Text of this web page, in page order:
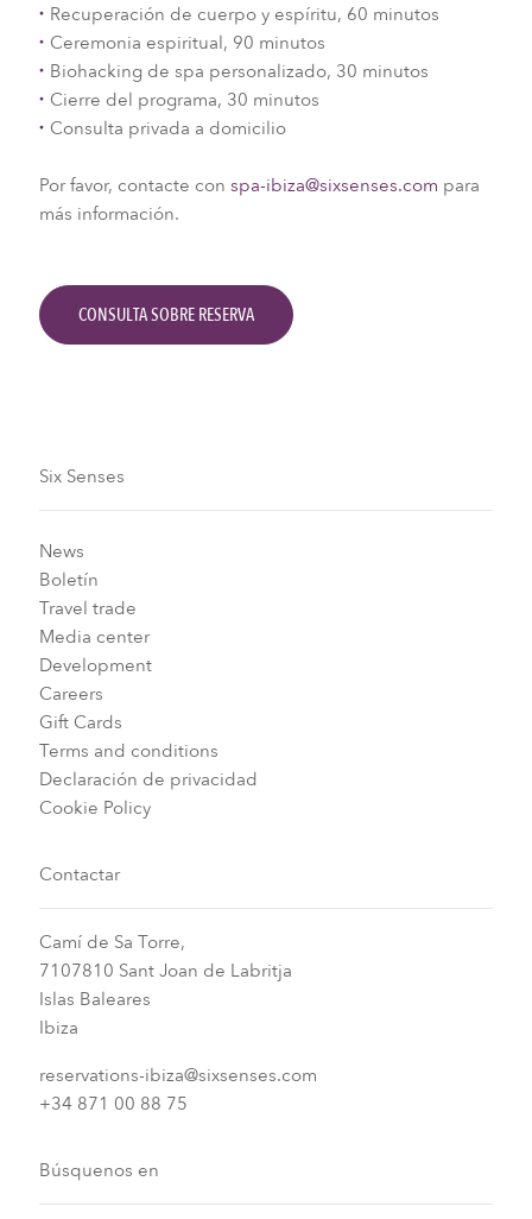
Recuperación de cuerpo y espíritu, 60 minutos
Ceremonia espiritual, 90 minutos
Biohacking de spa personalizado, 30 minutos
Cierre del programa, 30 minutos
Consulta privada a domicilio
Por favor, contacte con spa-ibiza@sixsenses.com para
más información.
CONSULTA SOBRE RESERVA
Six Senses
News
Boletín
Travel trade
Media center
Development
Careers
Gift Cards
Terms and conditions
Declaración de privacidad
Cookie Policy
Contactar
Camí de Sa Torre,
7107810 Sant Joan de Labritja
Islas Baleares
Ibiza
reservations-ibiza@sixsenses.com
+34 871 00 88 75
Búsquenos en